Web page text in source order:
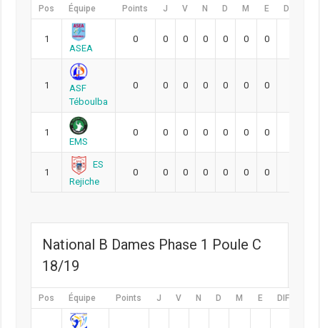
Pos Équipe Points J V N D M E DIFF
1
ASEA
0 0 0 0 0 0 0
1
ASF
Téboulba
0 0 0 0 0 0 0
1
EMS
0 0 0 0 0 0 0
1
ES
Rejiche
0 0 0 0 0 0 0
National B Dames Phase 1 Poule C
18/19
Pos Équipe Points J V N D M E DIFF